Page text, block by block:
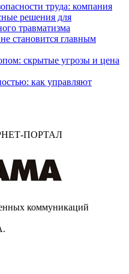
труда: компания
решения для
травматизма
становится главным
скрытые угрозы и цена
как управляют
ПОРТАЛ
коммуникаций